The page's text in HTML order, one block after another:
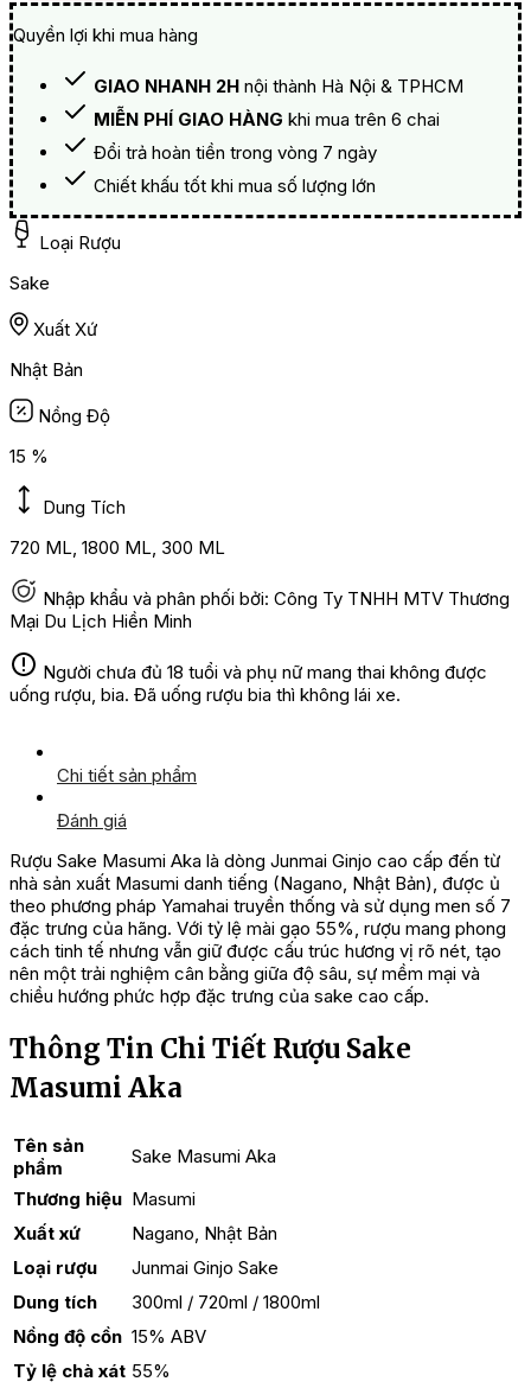
Quyền lợi khi mua hàng
GIAO NHANH 2H nội thành Hà Nội & TPHCM
MIỄN PHÍ GIAO HÀNG khi mua trên 6 chai
Đổi trả hoàn tiền trong vòng 7 ngày
Chiết khấu tốt khi mua số lượng lớn
Loại Rượu
Sake
Xuất Xứ
Nhật Bản
Nồng Độ
15 %
Dung Tích
720 ML, 1800 ML, 300 ML
Nhập khẩu và phân phối bởi: Công Ty TNHH MTV Thương
Mại Du Lịch Hiền Minh
Người chưa đủ 18 tuổi và phụ nữ mang thai không được
uống rượu, bia. Đã uống rượu bia thì không lái xe.
Chi tiết sản phẩm
Đánh giá
Rượu Sake Masumi Aka là dòng Junmai Ginjo cao cấp đến từ
nhà sản xuất Masumi danh tiếng (Nagano, Nhật Bản), được ủ
theo phương pháp Yamahai truyền thống và sử dụng men số 7
đặc trưng của hãng. Với tỷ lệ mài gạo 55%, rượu mang phong
cách tinh tế nhưng vẫn giữ được cấu trúc hương vị rõ nét, tạo
nên một trải nghiệm cân bằng giữa độ sâu, sự mềm mại và
chiều hướng phức hợp đặc trưng của sake cao cấp.
Thông Tin Chi Tiết Rượu Sake
Masumi Aka
Tên sản
phẩm
Sake Masumi Aka
Thương hiệu Masumi
Xuất xứ
Nagano, Nhật Bản
Loại rượu
Junmai Ginjo Sake
Dung tích
300ml / 720ml / 1800ml
Nồng độ cồn 15% ABV
Tỷ lệ chà xát 55%